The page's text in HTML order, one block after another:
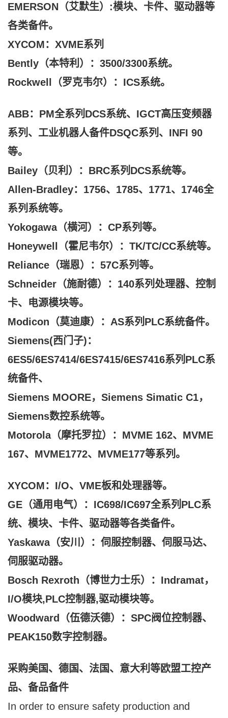
EMERSON（艾默生）:模块、卡件、驱动器等
各类备件。
XYCOM：XVME系列
Bently（本特利）：3500/3300系统。
Rockwell（罗克韦尔）：ICS系统。
ABB：PM全系列DCS系统、IGCT高压变频器
系列、工业机器人备件DSQC系列、INFI 90
等。
Bailey（贝利）：BRC系列DCS系统等。
Allen-Bradley：1756、1785、1771、1746全
系列系统等。
Yokogawa（横河）：CP系列等。
Honeywell（霍尼韦尔）：TK/TC/CC系统等。
Reliance（瑞恩）：57C系列等。
Schneider（施耐德）：140系列处理器、控制
卡、电源模块等。
Modicon（莫迪康）：AS系列PLC系统备件。
Siemens(西门子)：
6ES5/6ES7414/6ES7415/6ES7416系列PLC系
统备件、
Siemens MOORE，Siemens Simatic C1，
Siemens数控系统等。
Motorola（摩托罗拉）：MVME 162、MVME
167、MVME1772、MVME177等系列。
XYCOM：I/O、VME板和处理器等。
GE（通用电气）：IC698/IC697全系列PLC系
统、模块、卡件、驱动器等各类备件。
Yaskawa（安川）：伺服控制器、伺服马达、
伺服驱动器。
Bosch Rexroth（博世力士乐）：Indramat，
I/O模块,PLC控制器,驱动模块等。
Woodward（伍德沃德）：SPC阀位控制器、
PEAK150数字控制器。
采购美国、德国、法国、意大利等欧盟工控产
品、备品备件
In order to ensure safety production and